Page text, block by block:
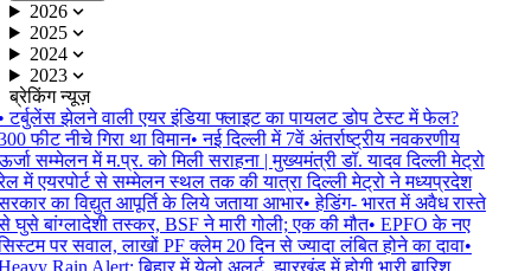
2026
2025
2024
2023
ब्रेकिंग न्यूज़
टर्बुलेंस झेलने वाली एयर इंडिया फ्लाइट का पायलट डोप टेस्ट में फेल?
फीट नीचे गिरा था विमान• नई दिल्ली में 7वें अंतर्राष्ट्रीय नवकरणीय
सम्मेलन में म.प्र. को मिली सराहना | मुख्यमंत्री डॉ. यादव दिल्ली मेट्रो
में एयरपोर्ट से सम्मेलन स्थल तक की यात्रा दिल्ली मेट्रो ने मध्यप्रदेश
का विद्युत आपूर्ति के लिये जताया आभार• हेडिंग- भारत में अवैध रास्ते
घुसे बांग्लादेशी तस्कर, BSF ने मारी गोली; एक की मौत• EPFO के नए
पर सवाल, लाखों PF क्लेम 20 दिन से ज्यादा लंबित होने का दावा•
Rain Alert: बिहार में येलो अलर्ट, झारखंड में होगी भारी बारिश,